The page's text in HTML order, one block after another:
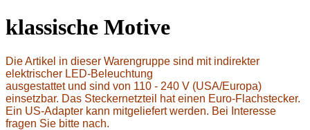
klassische Motive
Die Artikel in dieser Warengruppe sind mit indirekter
elektrischer LED-Beleuchtung
ausgestattet und sind von 110 - 240 V (USA/Europa)
einsetzbar. Das Steckernetzteil hat einen Euro-Flachstecker.
Ein US-Adapter kann mitgeliefert werden. Bei Interesse
fragen Sie bitte nach.